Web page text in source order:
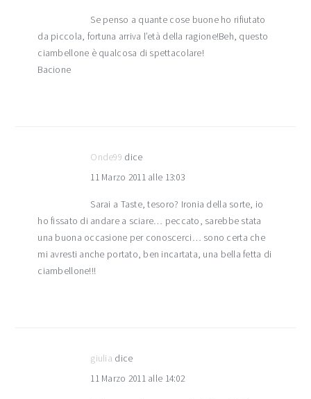
Se penso a quante cose buone ho rifiutato
da piccola, fortuna arriva l’età della ragione!Beh, questo
ciambellone è qualcosa di spettacolare!
Bacione
Onde99 dice
11 Marzo 2011 alle 13:03
Sarai a Taste, tesoro? Ironia della sorte, io
ho fissato di andare a sciare… peccato, sarebbe stata
una buona occasione per conoscerci… sono certa che
mi avresti anche portato, ben incartata, una bella fetta di
ciambellone!!!
giulia dice
11 Marzo 2011 alle 14:02